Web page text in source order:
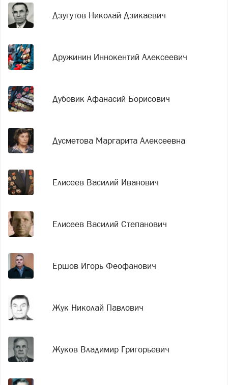
Дзугутов Николай Дзикаевич
Дружинин Иннокентий Алексеевич
Дубовик Афанасий Борисович
Дусметова Маргарита Алексеевна
Елисеев Василий Иванович
Елисеев Василий Степанович
Ершов Игорь Феофанович
Жук Николай Павлович
Жуков Владимир Григорьевич